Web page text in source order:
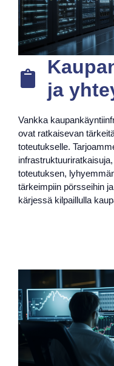
ja
Vankka
ovat ratkaisevan
toteutukselle.
toteutuksen,
tärkeimpiin pörsseihin
kärjessä kilpaillulla